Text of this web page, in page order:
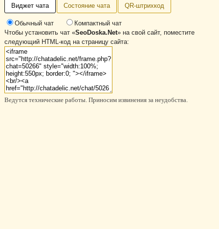
Виджет чата Состояние чата QR-штрихкод
Обычный чат
Компактный чат
Чтобы установить чат «SeoDoska.Net» на свой сайт, поместите
следующий HTML-код на страницу сайта: